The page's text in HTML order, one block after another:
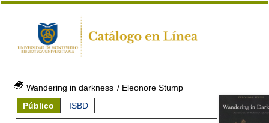
Wandering in darkness / Eleonore Stump
Público
ISBD